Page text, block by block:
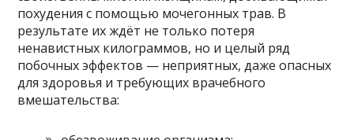
похудения с помощью мочегонных трав. В
результате их ждёт не только потеря
ненавистных килограммов, но и целый ряд
побочных эффектов — неприятных, даже опасных
для здоровья и требующих врачебного
вмешательства: